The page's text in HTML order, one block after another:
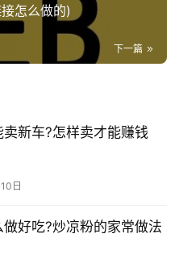
怎么做的)
下一篇
卖新车?怎样卖才能赚钱
日
做好吃?炒凉粉的家常做法